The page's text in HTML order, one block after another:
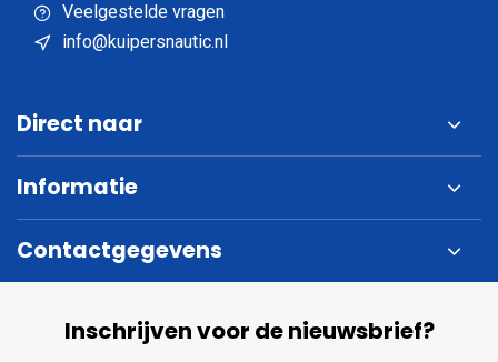
Veelgestelde vragen
info@kuipersnautic.nl
Direct naar
Informatie
Contactgegevens
Inschrijven voor de nieuwsbrief?